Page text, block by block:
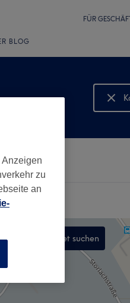
FÜR
BLOG
In diesem Gebiet suchen
zu
an